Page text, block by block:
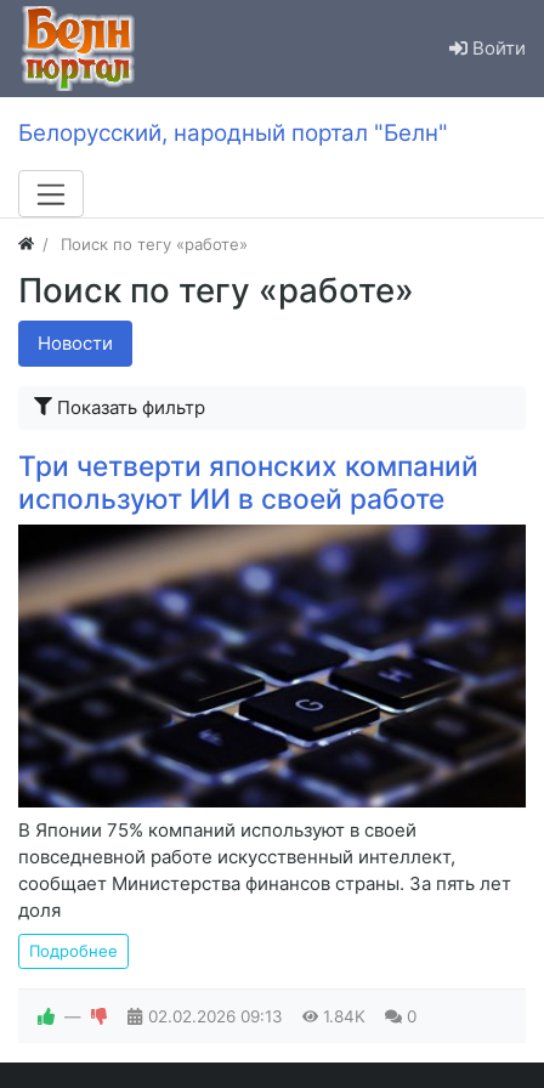
Войти
Белорусский, народный портал "Белн"
Поиск по тегу «работе»
Поиск по тегу «работе»
Новости
Показать фильтр
Три четверти японских компаний
используют ИИ в своей работе
В Японии 75% компаний используют в своей
повседневной работе искусственный интеллект,
сообщает Министерства финансов страны. За пять лет
доля
Подробнее
— 02.02.2026 09:13 1.84K 0